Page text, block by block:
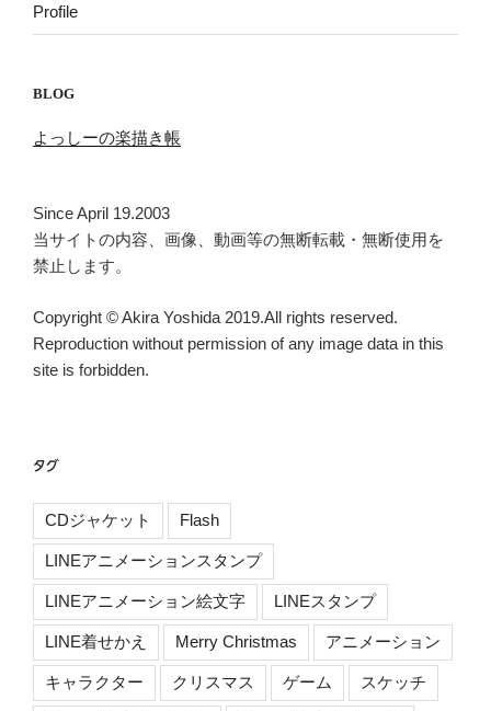
Profile
BLOG
よっしーの楽描き帳
Since April 19.2003
当サイトの内容、画像、動画等の無断転載・無断使用を
禁止します。
Copyright © Akira Yoshida 2019.All rights reserved.
Reproduction without permission of any image data in this
site is forbidden.
タグ
CDジャケット Flash
LINEアニメーションスタンプ
LINEアニメーション絵文字 LINEスタンプ
LINE着せかえ Merry Christmas アニメーション
キャラクター クリスマス ゲーム スケッチ